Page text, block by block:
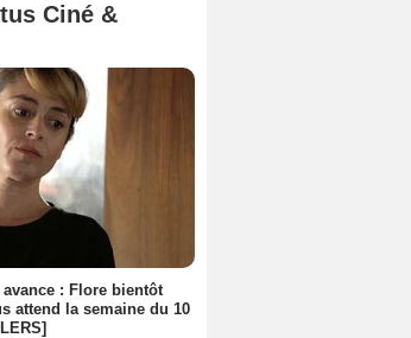
Ciné &
: Flore bientôt
attend la semaine du 10